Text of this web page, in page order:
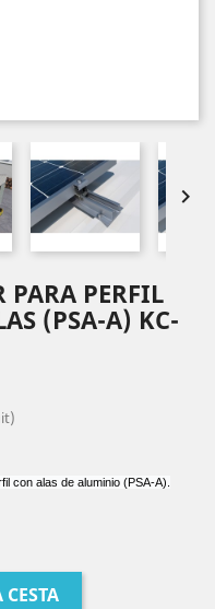

PARA PERFIL
(PSA-A) KC-
con alas de aluminio (PSA-A).